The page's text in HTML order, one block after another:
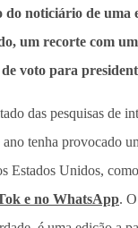
noticiário de uma
um recorte com
voto para
das pesquisas de
tenha provocado
Estados Unidos,
e no WhatsApp.